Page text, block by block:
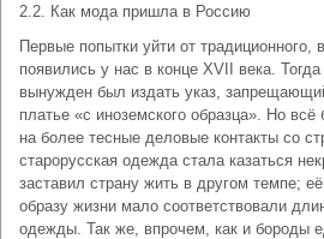
2.2. Как мода пришла в Россию
Первые попытки уйти от
появились у нас в конце XVII века.
вынужден был издать указ,
платье «с иноземского образца». Но
на более тесные деловые контакты со
старорусская одежда стала казаться
заставил страну жить в другом темпе;
образу жизни мало соответствовали
одежды. Так же, впрочем, как и бороды